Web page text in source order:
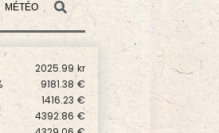
MÉTÉO
Publicité
8714.93
14320.37 €
2025.99 kr
9181.38 €
1416.23 €
4392.86 €
4329.06 €
1111.47 €